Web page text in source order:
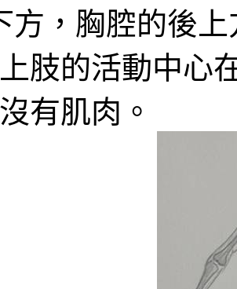
方，胸腔的後
肢的活動中心
有肌肉。